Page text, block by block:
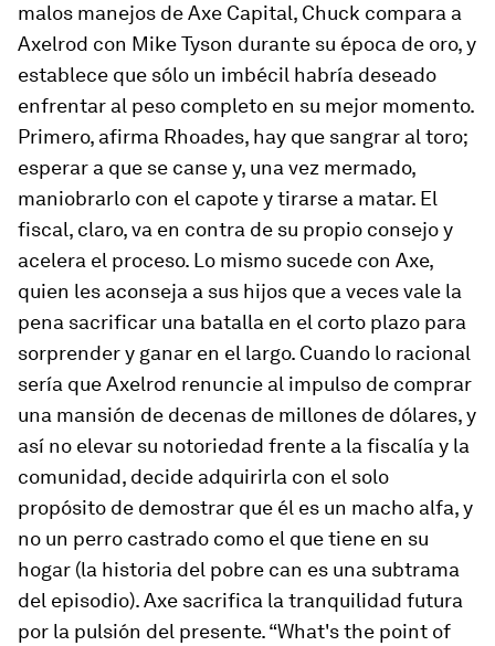
malos manejos de Axe Capital, Chuck compara a
Axelrod con Mike Tyson durante su época de oro, y
establece que sólo un imbécil habría deseado
enfrentar al peso completo en su mejor momento.
Primero, afirma Rhoades, hay que sangrar al toro;
esperar a que se canse y, una vez mermado,
maniobrarlo con el capote y tirarse a matar. El
fiscal, claro, va en contra de su propio consejo y
acelera el proceso. Lo mismo sucede con Axe,
quien les aconseja a sus hijos que a veces vale la
pena sacrificar una batalla en el corto plazo para
sorprender y ganar en el largo. Cuando lo racional
sería que Axelrod renuncie al impulso de comprar
una mansión de decenas de millones de dólares, y
así no elevar su notoriedad frente a la fiscalía y la
comunidad, decide adquirirla con el solo
propósito de demostrar que él es un macho alfa, y
no un perro castrado como el que tiene en su
hogar (la historia del pobre can es una subtrama
del episodio). Axe sacrifica la tranquilidad futura
por la pulsión del presente. “What's the point of